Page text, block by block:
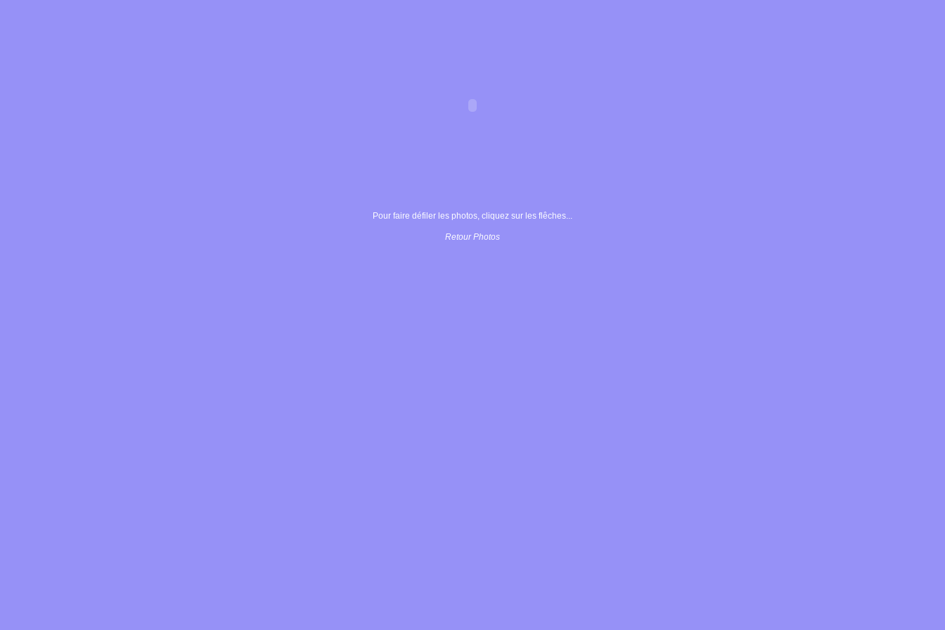
Pour faire défiler les photos, cliquez sur les flêches...
Retour Photos